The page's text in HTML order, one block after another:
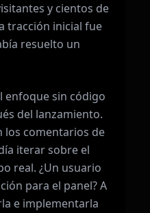
y cientos de
tracción inicial fue
resuelto un
enfoque sin código
del lanzamiento.
los comentarios de
iterar sobre el
real. ¿Un usuario
para el panel? A
e implementarla